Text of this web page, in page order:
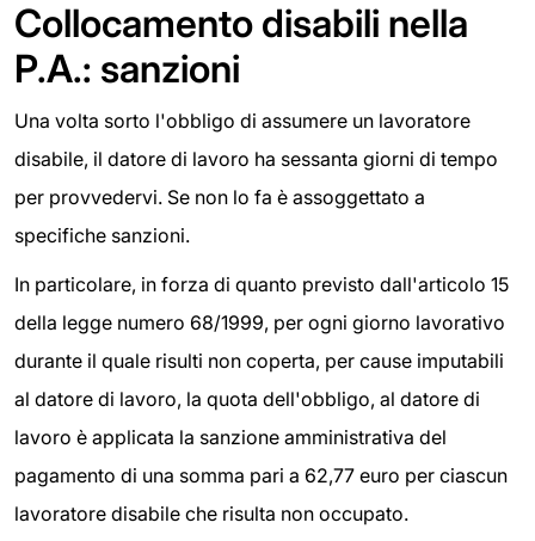
Collocamento disabili nella
P.A.: sanzioni
Una volta sorto l'obbligo di assumere un lavoratore
disabile, il datore di lavoro ha sessanta giorni di tempo
per provvedervi. Se non lo fa è assoggettato a
specifiche sanzioni.
In particolare, in forza di quanto previsto dall'articolo 15
della legge numero 68/1999, per ogni giorno lavorativo
durante il quale risulti non coperta, per cause imputabili
al datore di lavoro, la quota dell'obbligo, al datore di
lavoro è applicata la sanzione amministrativa del
pagamento di una somma pari a 62,77 euro per ciascun
lavoratore disabile che risulta non occupato.